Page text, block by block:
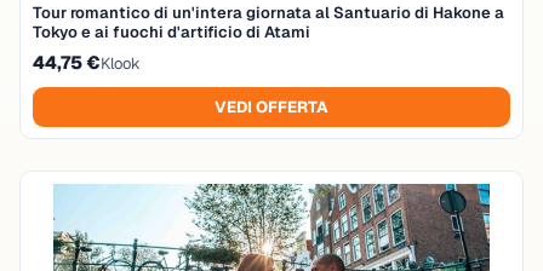
Tour romantico di un'intera giornata al Santuario di Hakone a
Tokyo e ai fuochi d'artificio di Atami
44,75 €Klook
VEDI OFFERTA